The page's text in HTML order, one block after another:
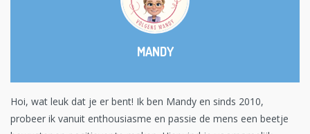
MANDY
Hoi, wat leuk dat je er bent! Ik ben Mandy en sinds 2010,
probeer ik vanuit enthousiasme en passie de mens een beetje